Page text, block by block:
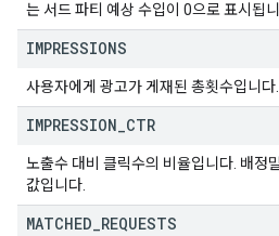
는 서드 파티 예상 수입이 0으로 표시됩
IMPRESSIONS
사용자에게 광고가 게재된 총횟수입니다
IMPRESSION CTR
노출수 대비 클릭수의 비율입니다. 배정
값입니다.
MATCHED REQUESTS